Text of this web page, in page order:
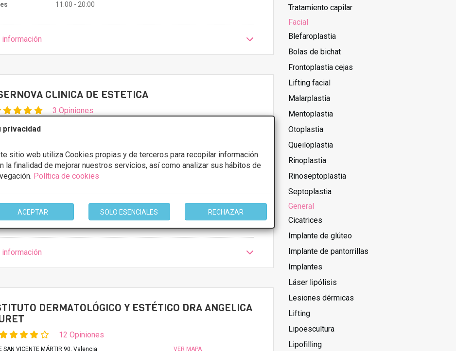
privacidad
sitio web utiliza Cookies propias y de terceros para recopilar información
la finalidad de mejorar nuestros servicios, así como analizar sus hábitos de
Política de cookies
ACEPTAR SOLO ESENCIALES RECHAZAR
11:00 - 20:00
información
CLINICA DE ESTETICA
3 Opiniones
31 -CÁNOVAS, Valencia
CONSULTA GRATUITA & FINANCIACIÓN A MEDIDA
Desde 50€
CONSULTAR/CITA/PRESUPUESTO
información
DERMATOLÓGICO Y ESTÉTICO DRA ANGELICA
12 Opiniones
SAN VICENTE MÁRTIR 90, Valencia VER MAPA
Tratamiento capilar
Facial
Blefaroplastia
Bolas de bichat
Frontoplastia cejas
Lifting facial
Malarplastia
Mentoplastia
Otoplastia
Queiloplastia
Rinoplastia
Rinoseptoplastia
Septoplastia
General
Cicatrices
Implante de glúteo
Implante de pantorrillas
Implantes
Láser lipólisis
Lesiones dérmicas
Lifting
Lipoescultura
Lipofilling